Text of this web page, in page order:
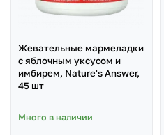
Жевательные мармеладки
с яблочным уксусом и
имбирем, Nature's Answer,
45 шт
Много в наличии